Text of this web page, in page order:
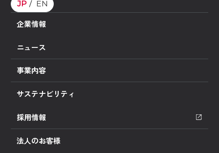
JP EN
企業情報
ニュース
事業内容
サステナビリティ
採用情報
法人のお客様